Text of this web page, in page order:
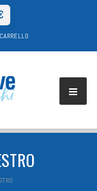
CARRELLO